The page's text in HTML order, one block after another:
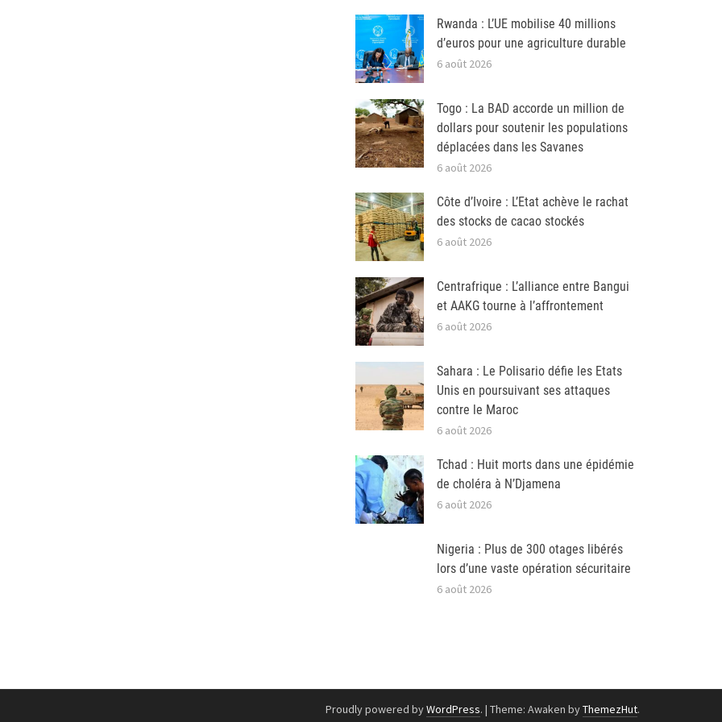
Rwanda : L’UE mobilise 40 millions
d’euros pour une agriculture durable
6 août 2026
Togo : La BAD accorde un million de
dollars pour soutenir les populations
déplacées dans les Savanes
6 août 2026
Côte d’Ivoire : L’Etat achève le rachat
des stocks de cacao stockés
6 août 2026
Centrafrique : L’alliance entre Bangui
et AAKG tourne à l’affrontement
6 août 2026
Sahara : Le Polisario défie les Etats
Unis en poursuivant ses attaques
contre le Maroc
6 août 2026
Tchad : Huit morts dans une épidémie
de choléra à N’Djamena
6 août 2026
Nigeria : Plus de 300 otages libérés
lors d’une vaste opération sécuritaire
6 août 2026
Proudly powered byWordPress. | Theme: Awaken byThemezHut.